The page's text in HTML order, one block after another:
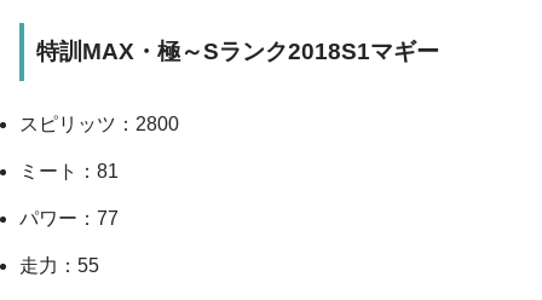
特訓MAX・極～Sランク2018S1マギー
スピリッツ：2800
ミート：81
パワー：77
走力：55